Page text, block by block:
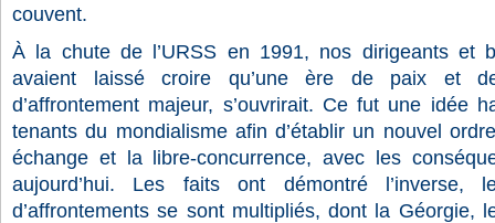
couvent.
À la chute de l’URSS en 1991, nos dirigeants et
avaient laissé croire qu’une ère de paix et
d’affrontement majeur, s’ouvrirait. Ce fut une idée
tenants du mondialisme afin d’établir un nouvel
échange et la libre-concurrence, avec les
aujourd’hui. Les faits ont démontré l’inverse,
d’affrontements se sont multipliés, dont la Géorgie,